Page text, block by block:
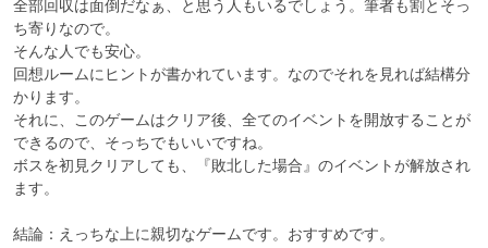
全部回収は面倒だなぁ、と思う人もいるでしょう。筆者も割とそっ
ち寄りなので。
そんな人でも安心。
回想ルームにヒントが書かれています。なのでそれを見れば結構分
かります。
それに、このゲームはクリア後、全てのイベントを開放することが
できるので、そっちでもいいですね。
ボスを初見クリアしても、『敗北した場合』のイベントが解放され
ます。
結論：えっちな上に親切なゲームです。おすすめです。